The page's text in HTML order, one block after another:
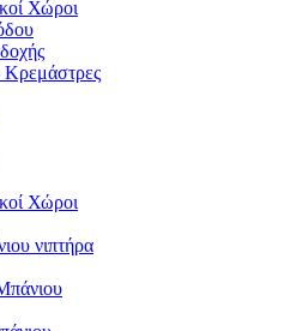
Χώροι
Κρεμάστρες
Χώροι
νιπτήρα